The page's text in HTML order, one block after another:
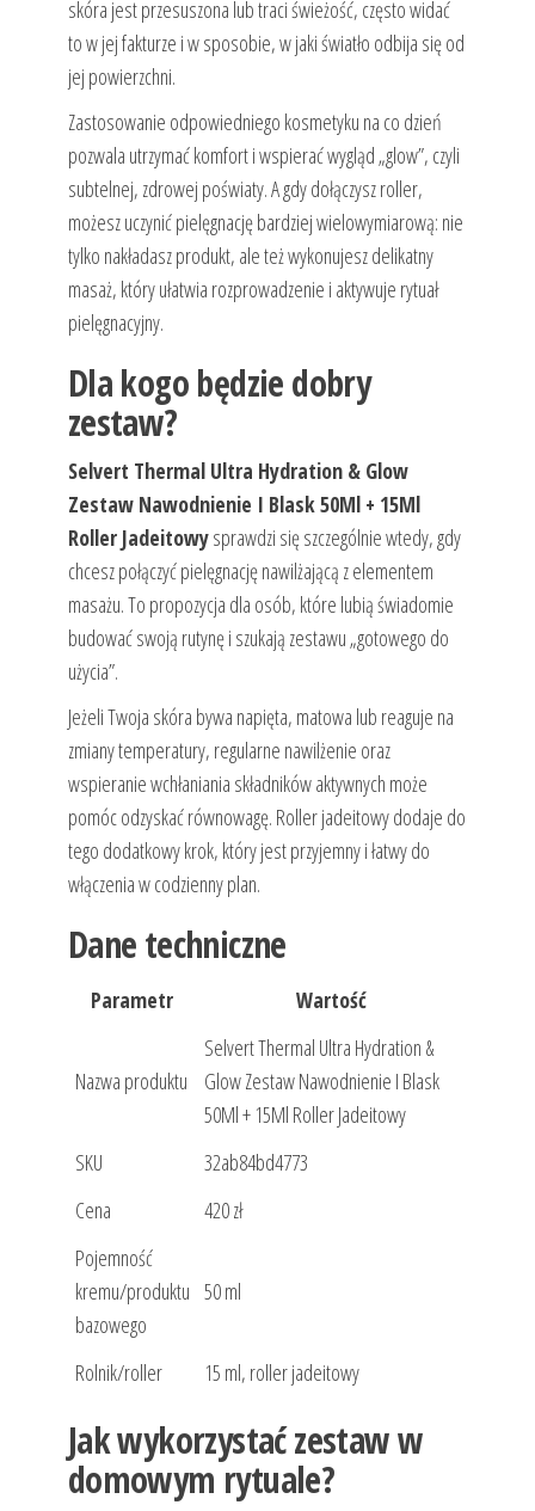
skóra jest przesuszona lub traci świeżość, często widać
to w jej fakturze i w sposobie, w jaki światło odbija się od
jej powierzchni.
Zastosowanie odpowiedniego kosmetyku na co dzień
pozwala utrzymać komfort i wspierać wygląd „glow”, czyli
subtelnej, zdrowej poświaty. A gdy dołączysz roller,
możesz uczynić pielęgnację bardziej wielowymiarową: nie
tylko nakładasz produkt, ale też wykonujesz delikatny
masaż, który ułatwia rozprowadzenie i aktywuje rytuał
pielęgnacyjny.
Dla kogo będzie dobry
zestaw?
Selvert Thermal Ultra Hydration & Glow
Zestaw Nawodnienie I Blask 50Ml + 15Ml
Roller Jadeitowysprawdzi się szczególnie wtedy, gdy
chcesz połączyć pielęgnację nawilżającą z elementem
masażu. To propozycja dla osób, które lubią świadomie
budować swoją rutynę i szukają zestawu „gotowego do
użycia”.
Jeżeli Twoja skóra bywa napięta, matowa lub reaguje na
zmiany temperatury, regularne nawilżenie oraz
wspieranie wchłaniania składników aktywnych może
pomóc odzyskać równowagę. Roller jadeitowy dodaje do
tego dodatkowy krok, który jest przyjemny i łatwy do
włączenia w codzienny plan.
Dane techniczne
Parametr Wartość
Nazwa produktu
Selvert Thermal Ultra Hydration &
Glow Zestaw Nawodnienie I Blask
50Ml + 15Ml Roller Jadeitowy
SKU
32ab84bd4773
Cena
420 zł
Pojemność
kremu/produktu
bazowego
50 ml
Rolnik/roller 15 ml, roller jadeitowy
Jak wykorzystać zestaw w
domowym rytuale?